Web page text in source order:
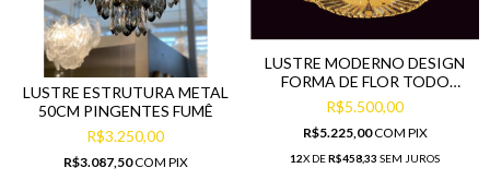
LUSTRE ESTRUTURA METAL
50CM PINGENTES FUMÊ
R$3.250,00
R$3.087,50COM PIX
LUSTRE MODERNO DESIGN
FORMA DE FLOR TODO
CRISTAL
R$5.500,00
R$5.225,00COM PIX
12X DER$458,33 SEM JUROS